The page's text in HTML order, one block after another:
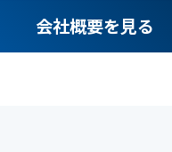
会社概要を見る